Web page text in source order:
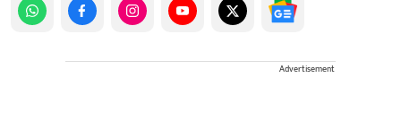
Advertisement